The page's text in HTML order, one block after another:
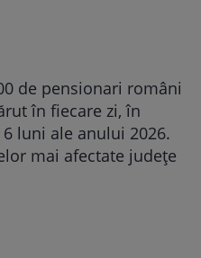
de pensionari români
în fiecare zi, în
luni ale anului 2026.
mai afectate județe